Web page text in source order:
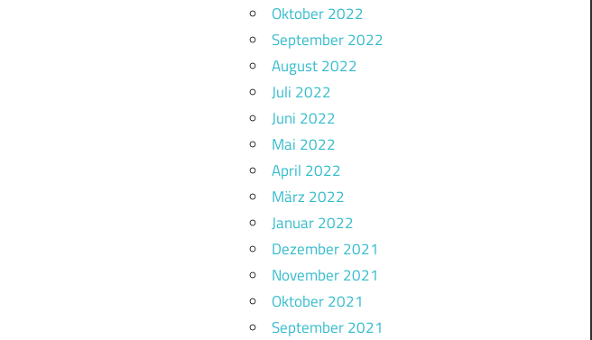
Oktober 2022
September 2022
August 2022
Juli 2022
Juni 2022
Mai 2022
April 2022
März 2022
Januar 2022
Dezember 2021
November 2021
Oktober 2021
September 2021